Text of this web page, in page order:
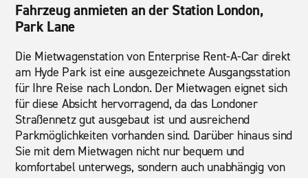
Fahrzeug anmieten an der Station London,
Park Lane
Die Mietwagenstation von Enterprise Rent-A-Car direkt
am Hyde Park ist eine ausgezeichnete Ausgangsstation
für Ihre Reise nach London. Der Mietwagen eignet sich
für diese Absicht hervorragend, da das Londoner
Straßennetz gut ausgebaut ist und ausreichend
Parkmöglichkeiten vorhanden sind. Darüber hinaus sind
Sie mit dem Mietwagen nicht nur bequem und
komfortabel unterwegs, sondern auch unabhängig von